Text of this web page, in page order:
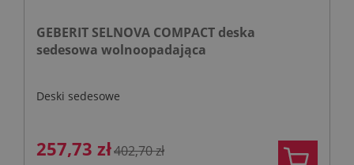
GEBERIT SELNOVA COMPACT deska
sedesowa wolnoopadająca
Deski sedesowe
257,73 zł402,70 zł